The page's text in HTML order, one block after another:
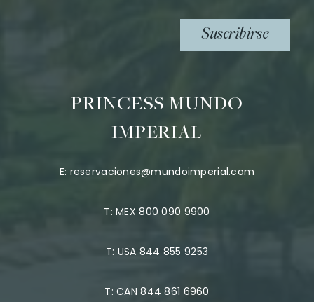
Suscribirse
PRINCESS MUNDO
IMPERIAL
E: reservaciones@mundoimperial.com
T:MEX 800 090 9900
T: USA 844 855 9253
T:CAN 844 861 6960